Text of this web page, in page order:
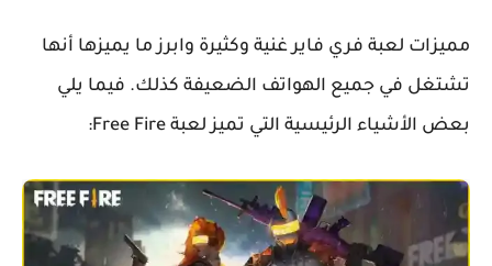
مميزات لعبة فري فاير غنية وكثيرة وابرز ما يميزها أنها
تشتغل في جميع الهواتف الضعيفة كذلك. فيما يلي
بعض الأشياء الرئيسية التي تميز لعبة Free Fire: